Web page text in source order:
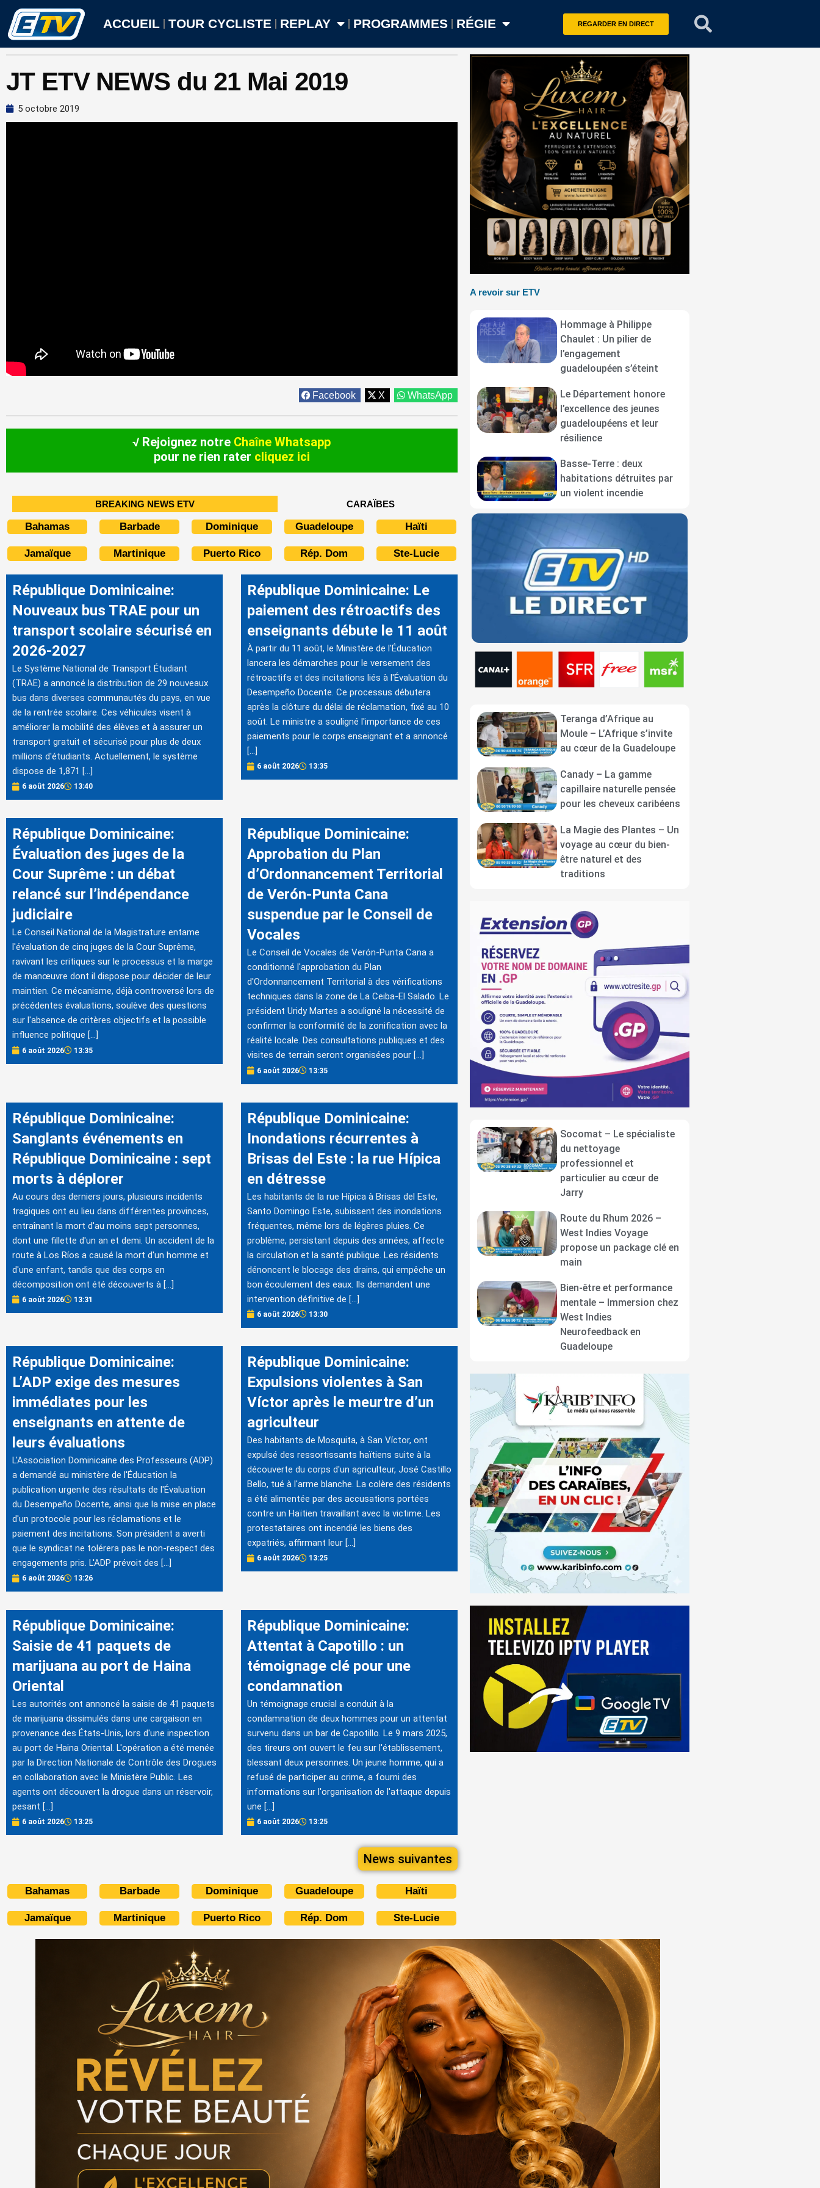
Aller
contenu
ACCUEIL TOUR CYCLISTE REPLAY PROGRAMMES RÉGIE REGARDER EN DIRECT
JT ETV NEWS du 21 Mai 2019
5 octobre 2019
Facebook X WhatsApp
√ Rejoignez notre Chaîne Whatsapp
pour ne rien rater cliquez ici
BREAKING NEWS ETV CARAÏBES
Bahamas Barbade Dominique Guadeloupe Haïti
Jamaïque Martinique Puerto Rico Rép. Dom Ste-Lucie
République Dominicaine:
Nouveaux bus TRAE pour un
transport scolaire sécurisé en
2026-2027
Le Système National de Transport Étudiant
(TRAE) a annoncé la distribution de 29 nouveaux
bus dans diverses communautés du pays, en vue
de la rentrée scolaire. Ces véhicules visent à
améliorer la mobilité des élèves et à assurer un
transport gratuit et sécurisé pour plus de deux
millions d'étudiants. Actuellement, le système
dispose de 1,871 […]
6 août 2026 13:40
République Dominicaine: Le
paiement des rétroactifs des
enseignants débute le 11 août
À partir du 11 août, le Ministère de l'Éducation
lancera les démarches pour le versement des
rétroactifs et des incitations liés à l'Évaluation du
Desempeño Docente. Ce processus débutera
après la clôture du délai de réclamation, fixé au 10
août. Le ministre a souligné l'importance de ces
paiements pour le corps enseignant et a annoncé
[…]
6 août 2026 13:35
République Dominicaine:
Évaluation des juges de la
Cour Suprême : un débat
relancé sur l’indépendance
judiciaire
Le Conseil National de la Magistrature entame
l'évaluation de cinq juges de la Cour Suprême,
ravivant les critiques sur le processus et la marge
de manœuvre dont il dispose pour décider de leur
maintien. Ce mécanisme, déjà controversé lors de
précédentes évaluations, soulève des questions
sur l'absence de critères objectifs et la possible
influence politique […]
6 août 2026 13:35
République Dominicaine:
Approbation du Plan
d’Ordonnancement Territorial
de Verón-Punta Cana
suspendue par le Conseil de
Vocales
Le Conseil de Vocales de Verón-Punta Cana a
conditionné l'approbation du Plan
d'Ordonnancement Territorial à des vérifications
techniques dans la zone de La Ceiba-El Salado. Le
président Uridy Martes a souligné la nécessité de
confirmer la conformité de la zonification avec la
réalité locale. Des consultations publiques et des
visites de terrain seront organisées pour […]
6 août 2026 13:35
République Dominicaine:
Sanglants événements en
République Dominicaine : sept
morts à déplorer
Au cours des derniers jours, plusieurs incidents
tragiques ont eu lieu dans différentes provinces,
entraînant la mort d'au moins sept personnes,
dont une fillette d'un an et demi. Un accident de la
route à Los Ríos a causé la mort d'un homme et
d'une enfant, tandis que des corps en
décomposition ont été découverts à […]
6 août 2026 13:31
République Dominicaine:
Inondations récurrentes à
Brisas del Este : la rue Hípica
en détresse
Les habitants de la rue Hípica à Brisas del Este,
Santo Domingo Este, subissent des inondations
fréquentes, même lors de légères pluies. Ce
problème, persistant depuis des années, affecte
la circulation et la santé publique. Les résidents
dénoncent le blocage des drains, qui empêche un
bon écoulement des eaux. Ils demandent une
intervention définitive de […]
6 août 2026 13:30
République Dominicaine:
L’ADP exige des mesures
immédiates pour les
enseignants en attente de
leurs évaluations
L'Association Dominicaine des Professeurs (ADP)
a demandé au ministère de l'Éducation la
publication urgente des résultats de l'Évaluation
du Desempeño Docente, ainsi que la mise en place
d'un protocole pour les réclamations et le
paiement des incitations. Son président a averti
que le syndicat ne tolérera pas le non-respect des
engagements pris. L'ADP prévoit des […]
6 août 2026 13:26
République Dominicaine:
Expulsions violentes à San
Víctor après le meurtre d’un
agriculteur
Des habitants de Mosquita, à San Víctor, ont
expulsé des ressortissants haïtiens suite à la
découverte du corps d'un agriculteur, José Castillo
Bello, tué à l'arme blanche. La colère des résidents
a été alimentée par des accusations portées
contre un Haïtien travaillant avec la victime. Les
protestataires ont incendié les biens des
expatriés, affirmant leur […]
6 août 2026 13:25
République Dominicaine:
Saisie de 41 paquets de
marijuana au port de Haina
Oriental
Les autorités ont annoncé la saisie de 41 paquets
de marijuana dissimulés dans une cargaison en
provenance des États-Unis, lors d'une inspection
au port de Haina Oriental. L'opération a été menée
par la Direction Nationale de Contrôle des Drogues
en collaboration avec le Ministère Public. Les
agents ont découvert la drogue dans un réservoir,
pesant […]
6 août 2026 13:25
République Dominicaine:
Attentat à Capotillo : un
témoignage clé pour une
condamnation
Un témoignage crucial a conduit à la
condamnation de deux hommes pour un attentat
survenu dans un bar de Capotillo. Le 9 mars 2025,
des tireurs ont ouvert le feu sur l'établissement,
blessant deux personnes. Un jeune homme, qui a
refusé de participer au crime, a fourni des
informations sur l'organisation de l'attaque depuis
une […]
6 août 2026 13:25
News suivantes
Bahamas Barbade Dominique Guadeloupe Haïti
Jamaïque Martinique Puerto Rico Rép. Dom Ste-Lucie
A revoir sur ETV
Hommage à Philippe
Chaulet : Un pilier de
l’engagement
guadeloupéen s’éteint
Le Département honore
l’excellence des jeunes
guadeloupéens et leur
résilience
Basse-Terre : deux
habitations détruites par
un violent incendie
Teranga d’Afrique au
Moule – L’Afrique s’invite
au cœur de la Guadeloupe
Canady – La gamme
capillaire naturelle pensée
pour les cheveux caribéens
La Magie des Plantes – Un
voyage au cœur du bien-
être naturel et des
traditions
Socomat – Le spécialiste
du nettoyage
professionnel et
particulier au cœur de
Jarry
Route du Rhum 2026 –
West Indies Voyage
propose un package clé en
main
Bien-être et performance
mentale – Immersion chez
West Indies
Neurofeedback en
Guadeloupe